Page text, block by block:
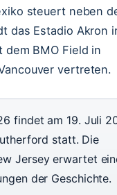
steuert neben
das Estadio Akron
dem BMO Field in
vertreten.
findet am 19. Juli
statt. Die
Jersey erwartet
der Geschichte.